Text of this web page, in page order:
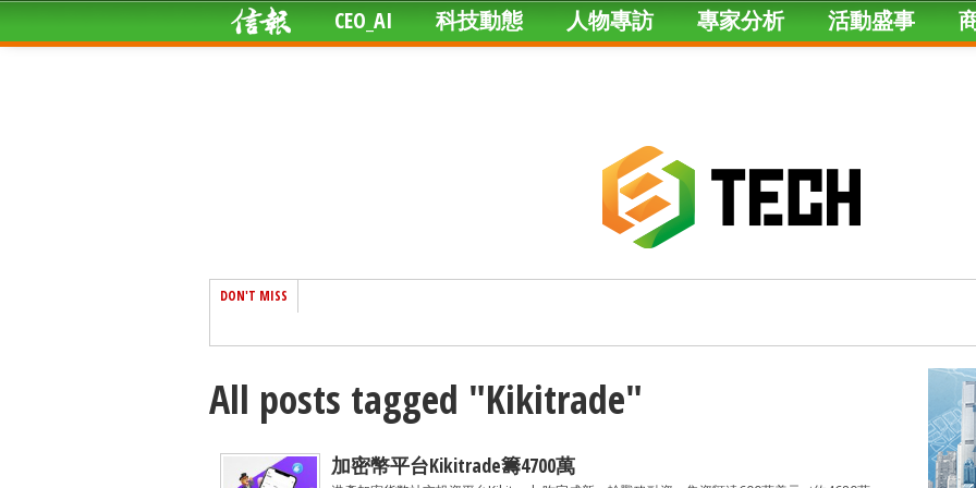
CEO_AI 科技動態 人物專訪 專家分析 活動盛事
DON'T MISS
All posts tagged "Kikitrade"
加密幣平台Kikitrade籌4700萬